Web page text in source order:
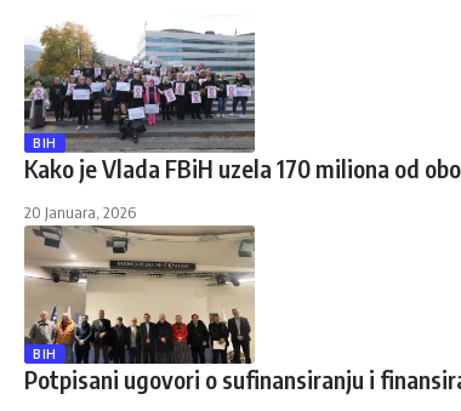
BIH
Kako je Vlada FBiH uzela 170 miliona od
20 Januara, 2026
BIH
Potpisani ugovori o sufinansiranju i